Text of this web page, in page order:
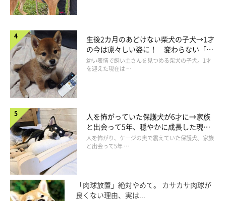
くれるそう。
て、飼い主さんは次のように話してくれました。
飼い主さん：
「いつも体の一部を私にくっつけて座ってきたり、
いの犬に会うと私にべったりになって人見知り・犬見知りを発動
させたりするところが愛らしく魅力的に感じます。
ではないあたりもかわいいです」
生後2カ月のあどけない柴犬の子犬→1才
の今は凛々しい姿に！ 変わらない「く
りくりおめめ」にもほっこり
幼い表情で飼い主さんを見つめる柴犬の子犬。1才
を迎えた現在は …
人を怖がっていた保護犬が6才に→家族
と出会って5年、穏やかに成長した現在
の姿にグッとくる
人を怖がり、ケージの奥で震えていた保護犬。家族
と出会って5年 …
「肉球放置」絶対やめて。 カサカサ肉球が
良くない理由、実は...